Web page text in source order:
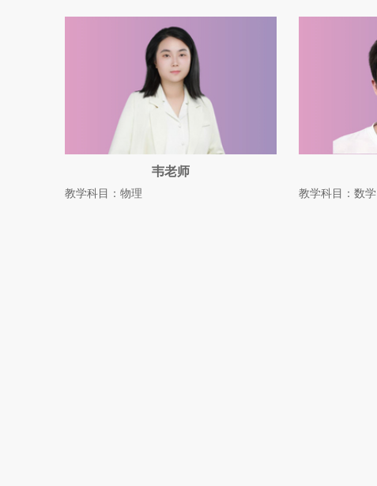
韦老师
教学科目：物理 教学科目：数学